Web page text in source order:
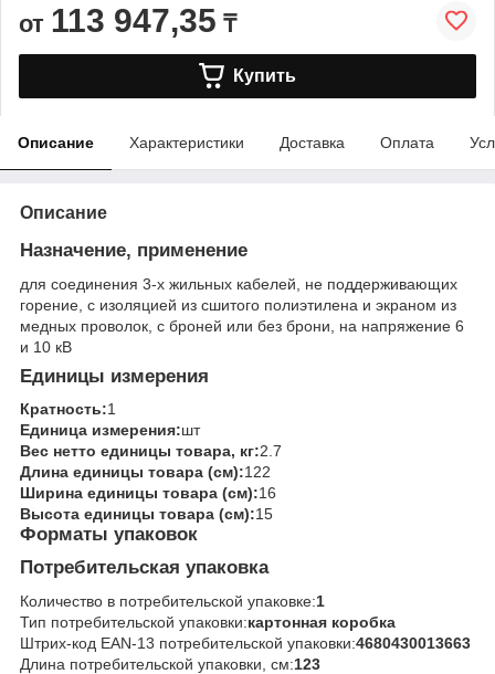
от 113 947,35 ₸
Купить
Описание Характеристики Доставка Оплата
Описание
Назначение, применение
для соединения 3-х жильных кабелей, не поддерживающих
горение, с изоляцией из сшитого полиэтилена и экраном из
медных проволок, с броней или без брони, на напряжение 6
и 10 кВ
Единицы измерения
Кратность:1
Единица измерения:шт
Вес нетто единицы товара, кг:2.7
Длина единицы товара (см):122
Ширина единицы товара (см):16
Высота единицы товара (см):15
Форматы упаковок
Потребительская упаковка
Количество в потребительской упаковке:1
Тип потребительской упаковки:картонная коробка
Штрих-код EAN-13 потребительской упаковки:4680430013663
Длина потребительской упаковки, см:123